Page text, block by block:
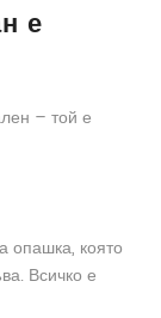
е
– той е
опашка, която
Всичко е